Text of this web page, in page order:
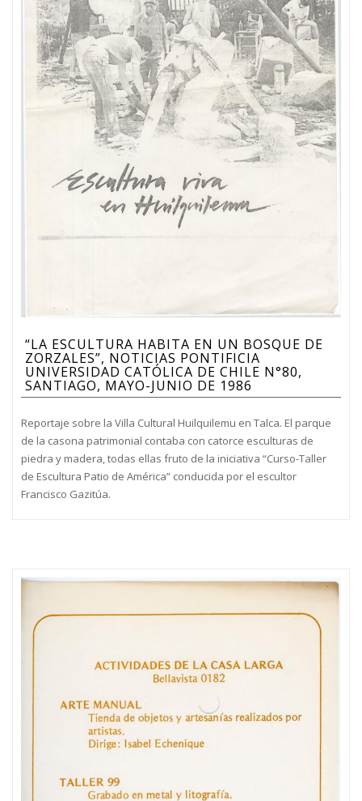
“LA ESCULTURA HABITA EN UN BOSQUE DE
ZORZALES”, NOTICIAS PONTIFICIA
UNIVERSIDAD CATÓLICA DE CHILE N°80,
SANTIAGO, MAYO-JUNIO DE 1986
Reportaje sobre la Villa Cultural Huilquilemu en Talca. El parque
de la casona patrimonial contaba con catorce esculturas de
piedra y madera, todas ellas fruto de la iniciativa “Curso-Taller
de Escultura Patio de América” conducida por el escultor
Francisco Gazitúa.